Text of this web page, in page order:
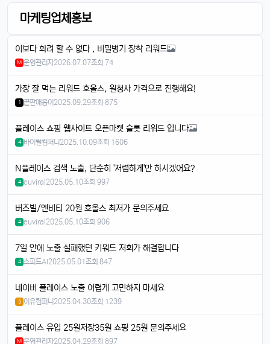
마케팅업체홍보
이보다 화려 할 수 없다 , 비밀병기 장착 리워드
M 운영관리자2026.07.07조회 74
가장 잘 먹는 리워드 호올스, 원청사 가격으로 진행해요!
1 끝판애옹이 2025.09.29조회 875
플레이스 쇼핑 웹사이트 오픈마켓 슬롯 리워드 입니다
4 바이럴컴퍼니2025.10.09조회 1606
N플레이스 검색 노출, 단순히 '저렴하게'만 하시겠어요?
4 euviral 2025.05.10조회 997
버즈빌/엔비티 20원 호올스 최저가 문의주세요
4 euviral 2025.05.10조회 906
7일 안에 노출 실패했던 키워드 저희가 해결합니다
4 스피드AI2025.05.01조회 847
네이버 플레이스 노출 어렵게 고민하지 마세요
5 이유컴퍼니2025.04.30조회 1239
플레이스 유입 25원저장35원 쇼핑 25원 문의주세요
M 운영관리자2025.04.29조회 897
넹, 카메라 성능 엄청나던데욬ㅋㅋ
1 빠르밍13:32:50
배터리도 더 오래 가는 거 같음요ㅎㅎ
1 빠르밍13:32:50
디자인도 세련되고 색상도 예쁨....
근데 가격이 좀 부담되긴 함요ㅋ
달달구리13:32:50
저도 그 생각했어요, 살지 고민 중ㅎ
1 빠르밍13:32:50
1 달달구리13:32:50